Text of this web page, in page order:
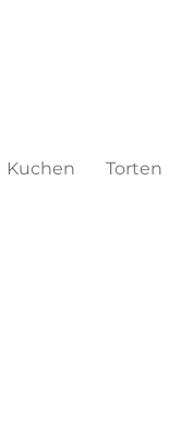
Kuchen Torten